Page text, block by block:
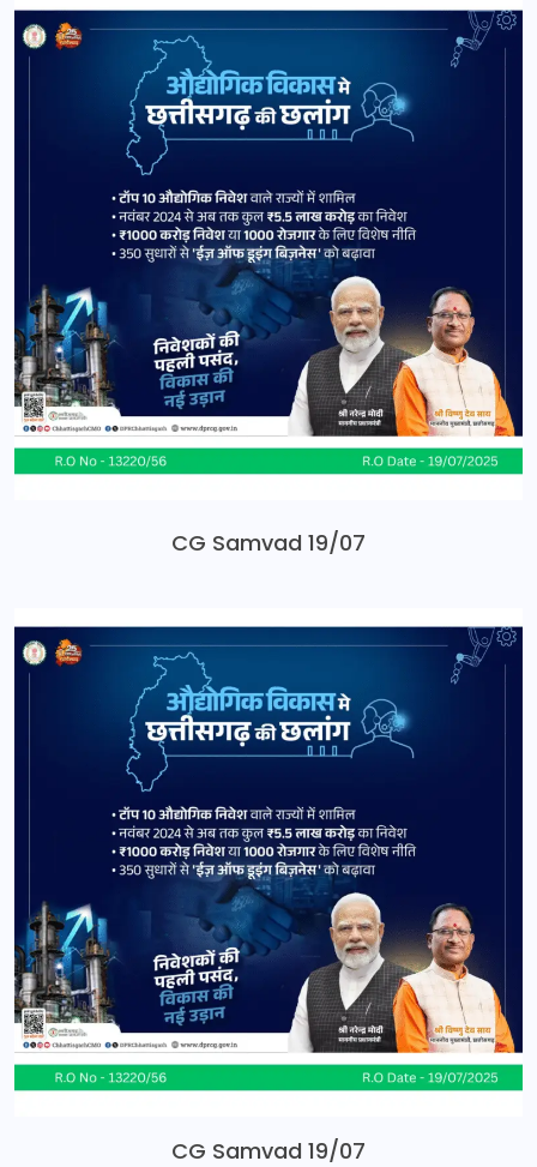
CG Samvad 19/07
CG Samvad 19/07